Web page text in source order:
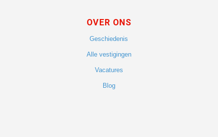
OVER ONS
Geschiedenis
Alle vestigingen
Vacatures
Blog